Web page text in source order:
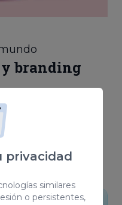
privacidad
similares
o persistentes,
branding
para hacer realidad
de diseño
y sueños.